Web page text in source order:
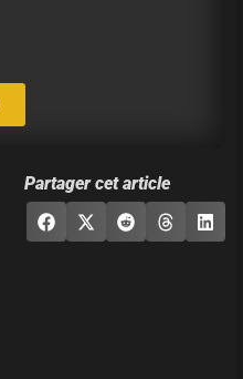
Partager cet article